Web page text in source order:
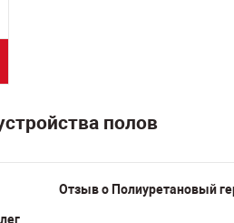
полов
Отзыв о Полиуретановый